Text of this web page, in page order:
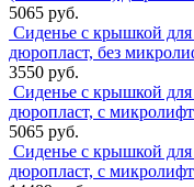
5065 руб.
Сиденье с крышкой для
дюропласт, без
3550 руб.
Сиденье с крышкой для
дюропласт, с
5065 руб.
Сиденье с крышкой для
дюропласт, с